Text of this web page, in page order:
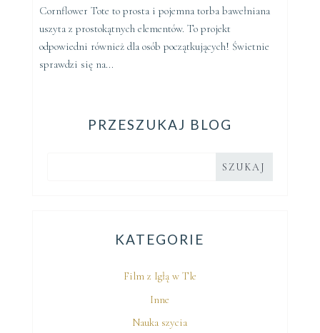
Cornflower Tote to prosta i pojemna torba bawełniana
uszyta z prostokątnych elementów. To projekt
odpowiedni również dla osób początkujących! Świetnie
sprawdzi się na...
PRZESZUKAJ BLOG
KATEGORIE
Film z Igłą w Tle
Inne
Nauka szycia